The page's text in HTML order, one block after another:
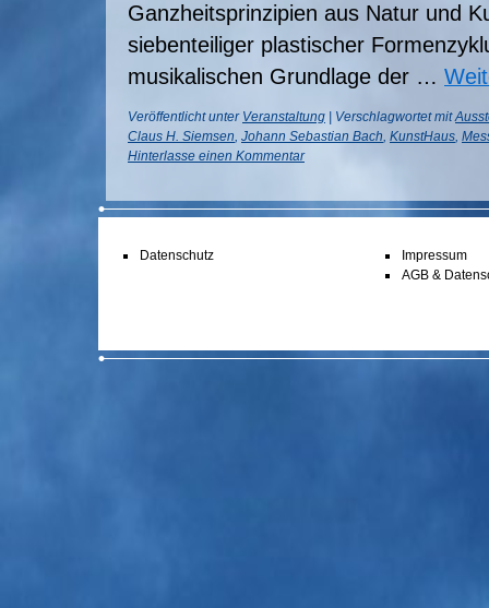
Ganzheitsprinzipien aus Natur und
siebenteiliger plastischer
musikalischen Grundlage der …
Veröffentlicht unter Veranstaltung Verschlagwortet mit
Claus H. Siemsen, Johann Sebastian Bach, KunstHaus,
Hinterlasse einen Kommentar
Datenschutz
Impressum
AGB &